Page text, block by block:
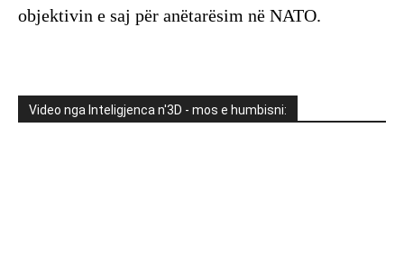
objektivin e saj për anëtarësim në NATO.
Video nga Inteligjenca n'3D - mos e humbisni: